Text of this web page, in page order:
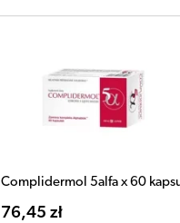
Complidermol 5alfa x 60
76,45 zł